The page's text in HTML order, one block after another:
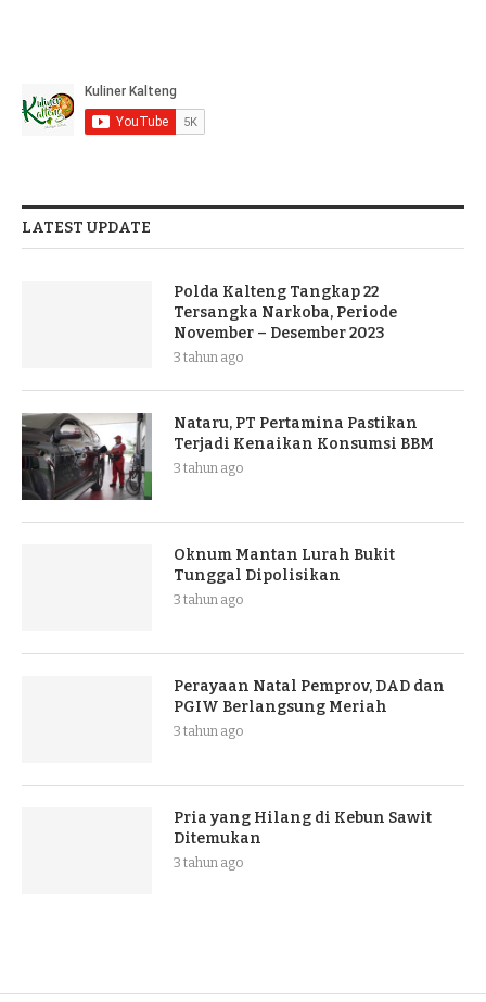
LATEST UPDATE
Polda Kalteng Tangkap 22
Tersangka Narkoba, Periode
November – Desember 2023
3 tahun ago
Nataru, PT Pertamina Pastikan
Terjadi Kenaikan Konsumsi BBM
3 tahun ago
Oknum Mantan Lurah Bukit
Tunggal Dipolisikan
3 tahun ago
Perayaan Natal Pemprov, DAD dan
PGIW Berlangsung Meriah
3 tahun ago
Pria yang Hilang di Kebun Sawit
Ditemukan
3 tahun ago